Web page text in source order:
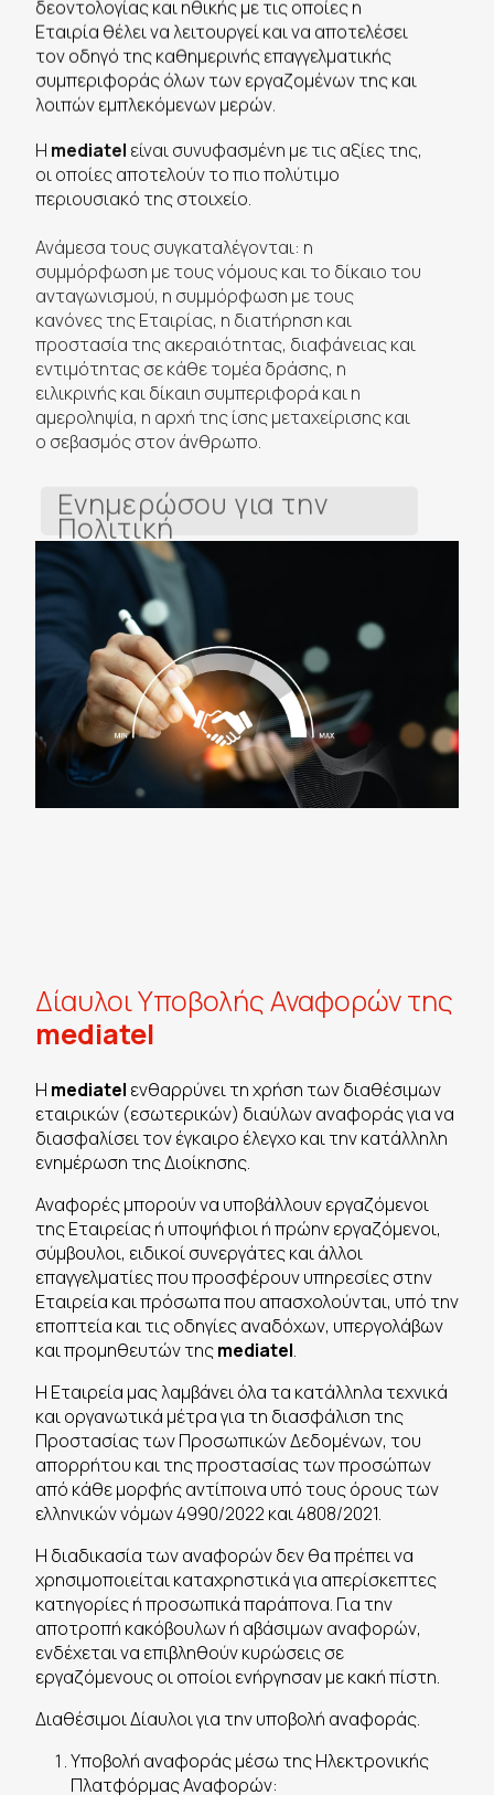
δεοντολογίας και ηθικής με τις οποίες η
Εταιρία θέλει να λειτουργεί και να αποτελέσει
τον οδηγό της καθημερινής επαγγελματικής
συμπεριφοράς όλων των εργαζομένων της και
λοιπών εμπλεκόμενων μερών.
Η mediatel είναι συνυφασμένη με τις αξίες της,
οι οποίες αποτελούν το πιο πολύτιμο
περιουσιακό της στοιχείο.
Ανάμεσα τους συγκαταλέγονται: η
συμμόρφωση με τους νόμους και το δίκαιο του
ανταγωνισμού, η συμμόρφωση με τους
κανόνες της Εταιρίας, η διατήρηση και
προστασία της ακεραιότητας, διαφάνειας και
εντιμότητας σε κάθε τομέα δράσης, η
ειλικρινής και δίκαιη συμπεριφορά και η
αμεροληψία, η αρχή της ίσης μεταχείρισης και
ο σεβασμός στον άνθρωπο.
Ενημερώσου για την
Πολιτική
Δίαυλοι Υποβολής Αναφορών της
mediatel
Η mediatel ενθαρρύνει τη χρήση των διαθέσιμων
εταιρικών (εσωτερικών) διαύλων αναφοράς για να
διασφαλίσει τον έγκαιρο έλεγχο και την κατάλληλη
ενημέρωση της Διοίκησης.
Αναφορές μπορούν να υποβάλλουν εργαζόμενοι
της Εταιρείας ή υποψήφιοι ή πρώην εργαζόμενοι,
σύμβουλοι, ειδικοί συνεργάτες και άλλοι
επαγγελματίες που προσφέρουν υπηρεσίες στην
Εταιρεία και πρόσωπα που απασχολούνται, υπό την
εποπτεία και τις οδηγίες αναδόχων, υπεργολάβων
και προμηθευτών τηςmediatel.
Η Εταιρεία μας λαμβάνει όλα τα κατάλληλα τεχνικά
και οργανωτικά μέτρα για τη διασφάλιση της
Προστασίας των Προσωπικών Δεδομένων, του
απορρήτου και της προστασίας των προσώπων
από κάθε μορφής αντίποινα υπό τους όρους των
ελληνικών νόμων 4990/2022 και 4808/2021.
Η διαδικασία των αναφορών δεν θα πρέπει να
χρησιμοποιείται καταχρηστικά για απερίσκεπτες
κατηγορίες ή προσωπικά παράπονα. Για την
αποτροπή κακόβουλων ή αβάσιμων αναφορών,
ενδέχεται να επιβληθούν κυρώσεις σε
εργαζόμενους οι οποίοι ενήργησαν με κακή πίστη.
Διαθέσιμοι Δίαυλοι για την υποβολή αναφοράς.
Υποβολή αναφοράς μέσω της Ηλεκτρονικής
Πλατφόρμας Αναφορών: